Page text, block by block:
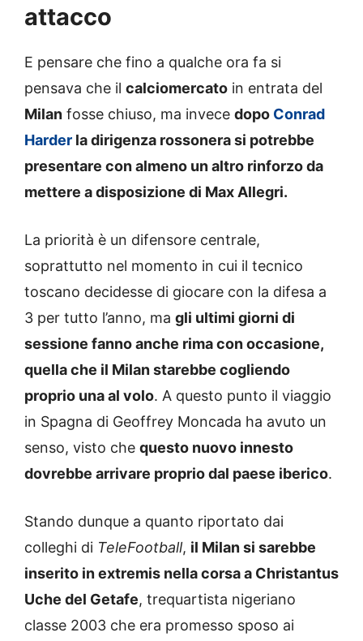
attacco
E pensare che fino a qualche ora fa si
pensava che il calciomercato in entrata del
Milan fosse chiuso, ma invece dopo Conrad
Harder la dirigenza rossonera si potrebbe
presentare con almeno un altro rinforzo da
mettere a disposizione di Max Allegri.
La priorità è un difensore centrale,
soprattutto nel momento in cui il tecnico
toscano decidesse di giocare con la difesa a
3 per tutto l’anno, ma gli ultimi giorni di
sessione fanno anche rima con occasione,
quella che il Milan starebbe cogliendo
proprio una al volo. A questo punto il viaggio
in Spagna di Geoffrey Moncada ha avuto un
senso, visto che questo nuovo innesto
dovrebbe arrivare proprio dal paese iberico.
Stando dunque a quanto riportato dai
colleghi di TeleFootball, il Milan si sarebbe
inserito in extremis nella corsa a Christantus
Uche del Getafe, trequartista nigeriano
classe 2003 che era promesso sposo ai